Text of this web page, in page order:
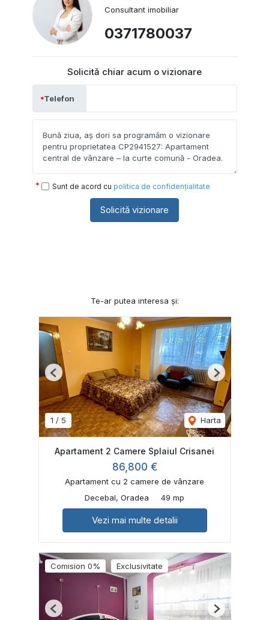
Consultant imobiliar
0371780037
Solicită chiar acum o vizionare
Telefon
Sunt de acord cu politica de confidențialitate
Solicită vizionare
Te-ar putea interesa și:
1 / 5 Harta
Previous Next
Apartament 2 Camere Splaiul Crisanei
86,800 €
Apartament cu 2 camere de vânzare
Decebal, Oradea
49 mp
Vezi mai multe detalii
Comision 0% Exclusivitate
Previous Next